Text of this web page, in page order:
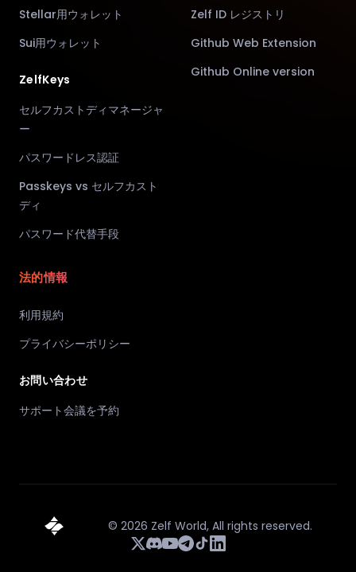
Stellar用ウォレット
Sui用ウォレット
ZelfKeys
セルフカストディマネージャ
ー
パスワードレス認証
Passkeys vs セルフカスト
ディ
パスワード代替手段
Zelf ID レジストリ
Github Web Extension
Github Online version
法的情報
利用規約
プライバシーポリシー
お問い合わせ
サポート会議を予約
© 2026 Zelf World, All rights reserved.